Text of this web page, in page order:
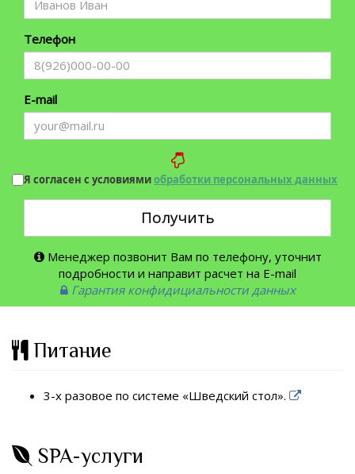
Телефон
E-mail
Я согласен с условиямиобработки персональных данных
Получить
Менеджер позвонит Вам по телефону, уточнит
подробности и направит расчет на E-mail
Гарантия конфидициальности данных
Питание
3-х разовое по системе «Шведский стол».
SPA-услуги